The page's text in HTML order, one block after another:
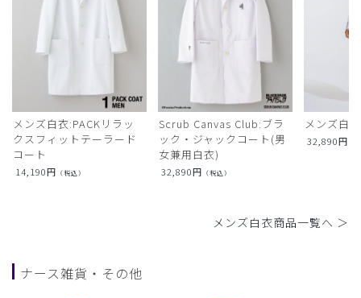
メンズ白衣:PACKリラッ
クスフィットテーラード
コート
14,190円 （税込）
Scrub Canvas Club:ブラ
ック・ジャックコート(男
女兼用白衣)
32,890円 （税込）
メンズ白
32,890円
メンズ白衣商品一覧へ ＞
ナース雑貨・その他